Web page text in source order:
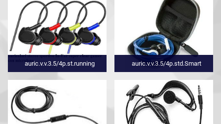
auric.v.v.3.5/4p.st.running auric.v.v.3.5/4p.std.Smart